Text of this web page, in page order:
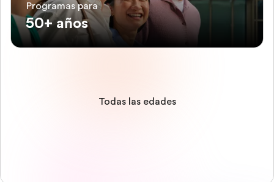
Programas para
50+ años
Todas las edades